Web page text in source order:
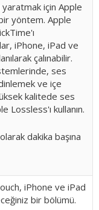
yaratmak için Apple
yöntem. Apple
iPhone, iPad ve
çalınabilir.
ses
ve içe
kalitede ses
Lossless'ı kullanın.
dakika başına
iPhone ve iPad
bir bölümü.